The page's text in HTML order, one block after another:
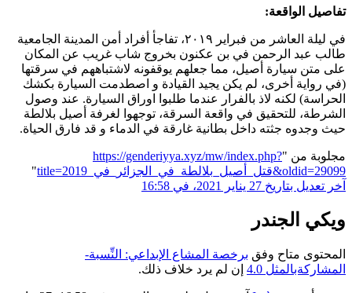
تفاصيل الواقعة:
في ليلة العاشر من فبراير ٢٠١٩، تفاجأ أفراد أمن المدينة الجامعية
طالب عبد الرحمن في بن عكنون بخروج شاب غريب عن المكان
على متن سيارة أصيل، مما جعلهم يوقفونه لاشتباههم في سرقتها
(في رواية أخرى، لم يكن يجيد القيادة و اصطدمت السيارة بكشك
الحراسة) لكنه لاذ بالفرار عندما طلبوا اوراق السيارة. عند وصول
الشرطة، للتحقيق في واقعة السرقة، توجهوا لغرفة أصيل بلالطة
حيث وجدوه جثته داخل بطانية غارقة في الدماء و قد فارق الحياة.
مجلوبة من "https://genderiyya.xyz/mw/index.php?
title=قتل_أصيل_بلالطة_في_الجزائر_في_2019&oldid=29099
"
آخر تعديل بتاريخ 27 يناير 2021، في 16:58
ويكي الجندر
المحتوى متاح وفق برخصة المشاع الإبداعي: النِّسبة-
المشاركةبالمثل 4.0
إن لم يرد خلاف ذلك.